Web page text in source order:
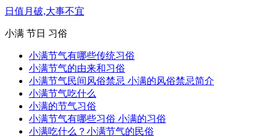
日值月破,大事不宜
小满 节日 习俗
小满节气有哪些传统习俗
小满节气的由来和习俗
小满节气民间风俗禁忌 小满的风俗禁忌简介
小满节气吃什么
小满的节气习俗
小满节气有哪些习俗 小满的习俗
小满吃什么？小满节气的民俗